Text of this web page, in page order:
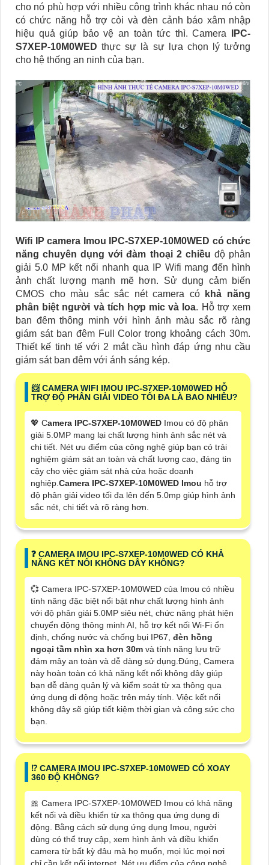
cho nó phù hợp với nhiều công trình khác nhau nó còn
có chức năng hỗ trợ còi và đèn cảnh báo xâm nhập
hiệu quả giúp bảo vệ an toàn tức thì. Camera
IPC-
S7XEP-10M0WEDthực sự là sự lựa chọn lý tưởng
cho hệ thống an ninh của bạn.
Wifi IP camera Imou IPC-S7XEP-10M0WED có chức
năng chuyên dụng với đàm thoại 2 chiều độ phân
giải 5.0 MP kết nối nhanh qua IP Wifi mang đến hình
ảnh chất lượng mạnh mẽ hơn. Sử dụng cảm biến
CMOS cho màu sắc sắc nét camera có
khả năng
phân biệt người và tích hợp mic và loa. Hỗ trợ xem
ban đêm thông minh với hình ảnh màu sắc rõ ràng
giám sát ban đêm Full Color trong khoảng cách 30m.
Thiết kế tinh tế với 2 mắt cầu hình đáp ứng nhu cầu
giám sát ban đêm với ánh sáng kép.
📨 CAMERA WIFI IMOU IPC-S7XEP-10M0WED HỖ
TRỢ ĐỘ PHÂN GIẢI VIDEO TỐI ĐA LÀ BAO NHIÊU?
💖 Camera IPC-S7XEP-10M0WED Imou có độ phân
giải 5.0MP mang lại chất lượng hình ảnh sắc nét và
chi tiết. Nét ưu điểm của công nghệ giúp bạn có trải
nghiệm giám sát an toàn và chất lượng cao, đáng tin
cậy cho việc giám sát nhà cửa hoặc doanh
nghiệp. Camera IPC-S7XEP-10M0WED Imou hỗ trợ
độ phân giải video tối đa lên đến 5.0mp giúp hình ảnh
sắc nét, chi tiết và rõ ràng hơn.
❓ CAMERA IMOU IPC-S7XEP-10M0WED CÓ KHẢ
NĂNG KẾT NỐI KHÔNG DÂY KHÔNG?
💞 Camera IPC-S7XEP-10M0WED của Imou có nhiều
tính năng đặc biệt nổi bật như chất lượng hình ảnh
với độ phân giải 5.0MP siêu nét, chức năng phát hiện
chuyển động thông minh AI, hỗ trợ kết nối Wi-Fi ổn
định, chống nước và chống bụi IP67, đèn hồng
ngoại tầm nhìn xa hơn 30m và tính năng lưu trữ
đám mây an toàn và dễ dàng sử dụng.Đúng, Camera
này hoàn toàn có khả năng kết nối không dây giúp
bạn dễ dàng quản lý và kiểm soát từ xa thông qua
ứng dụng di động hoặc trên máy tính. Việc kết nối
không dây sẽ giúp tiết kiệm thời gian và công sức cho
bạn.
⁉️ CAMERA IMOU IPC-S7XEP-10M0WED CÓ XOAY
360 ĐỘ KHÔNG?
🎀 Camera IPC-S7XEP-10M0WED Imou có khả năng
kết nối và điều khiển từ xa thông qua ứng dụng di
động. Bằng cách sử dụng ứng dụng Imou, người
dùng có thể truy cập, xem hình ảnh và điều khiển
camera từ bất kỳ đâu mà họ muốn, mọi lúc mọi nơi
chỉ cần kết nối internet. Nét ưu điểm của công nghệ